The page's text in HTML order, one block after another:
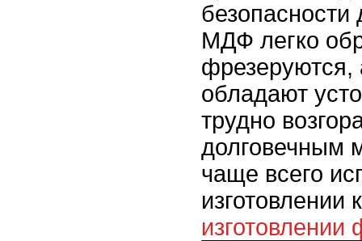
МДФ легко
фрезеруются,
обладают
трудно
долговечным
чаще всего
изготовлении
изготовлении